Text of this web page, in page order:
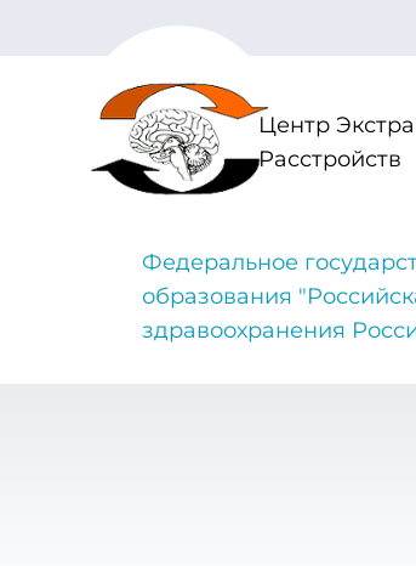
Центр
Расстройств
Федеральное
образования
здравоохранения